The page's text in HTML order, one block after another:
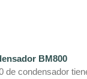
BM800
de condensador